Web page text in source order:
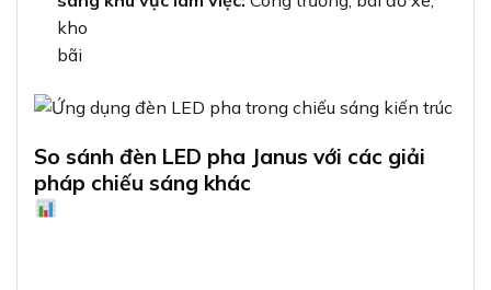
kho
bãi
So sánh đèn LED pha Janus với các giải
pháp chiếu sáng khác